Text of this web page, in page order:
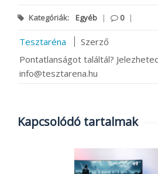
Kategóriák: Egyéb | 0 |
Tesztaréna
Szerző
Pontatlanságot találtál?
info@tesztarena.hu
Kapcsolódó tartalmak